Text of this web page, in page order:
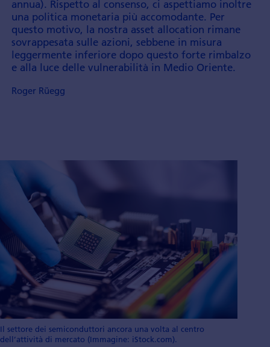
annua). Rispetto al consenso, ci aspettiamo inoltre
una politica monetaria più accomodante. Per
questo motivo, la nostra asset allocation rimane
sovrappesata sulle azioni, sebbene in misura
leggermente inferiore dopo questo forte rimbalzo
e alla luce delle vulnerabilità in Medio Oriente.
Roger Rüegg
Il settore dei semiconduttori ancora una volta al centro
dell’attività di mercato (Immagine: iStock.com).